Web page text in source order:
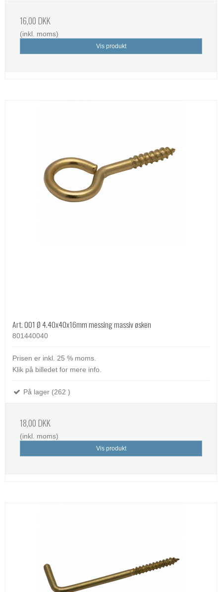
16,00 DKK
(inkl. moms)
Vis produkt
Art. 001 Ø 4.40x40x16mm messing massiv øsken
801440040
Prisen er inkl. 25 % moms.
Klik på billedet for mere info.
På lager (262 )
18,00 DKK
(inkl. moms)
Vis produkt